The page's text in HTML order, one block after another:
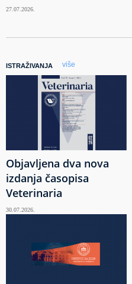
27.07.2026.
ISTRAŽIVANJA više
Objavljena dva nova
izdanja časopisa
Veterinaria
30.07.2026.